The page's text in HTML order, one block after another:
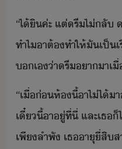
“​ไ้ิ​ค่ะ​ ​แต่​รี​ไ่​ลั​
ทำไ​าต​้​​ทำให้​ั​เป็
​เ​่า​รี​า​า​เื่
“​เื่่​ห้​ี้​า​ไ่ไ้​
เี๋ี้​า​ู่​ที่ี่​ ​และ​เธ
เพีลำพั​ ​เธ​าุ​ี่สิ​ส